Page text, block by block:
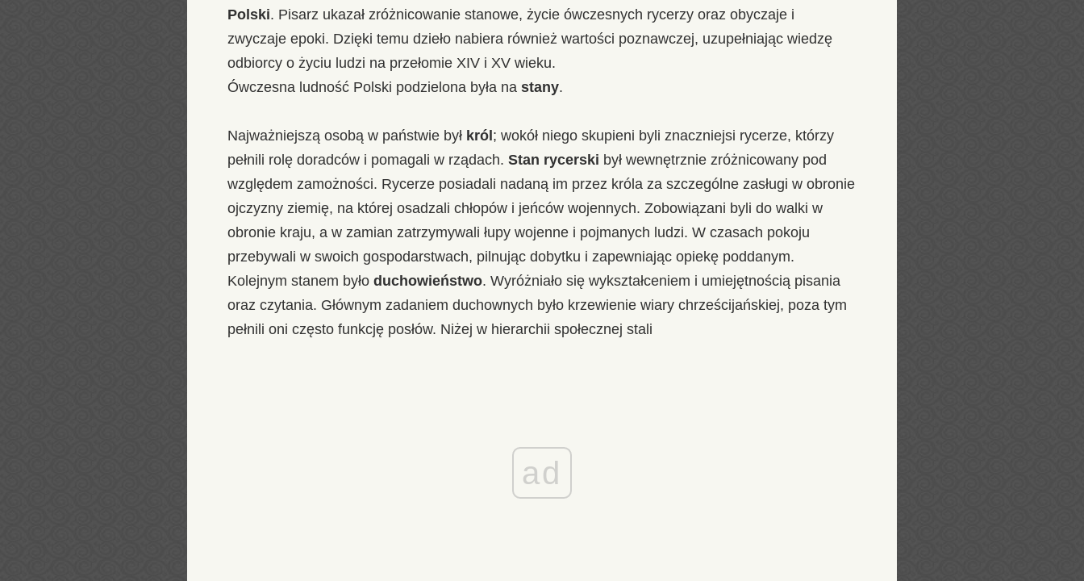
Polski. Pisarz ukazał zróżnicowanie stanowe, życie ówczesnych rycerzy oraz obyczaje i
zwyczaje epoki. Dzięki temu dzieło nabiera również wartości poznawczej, uzupełniając wiedzę
odbiorcy o życiu ludzi na przełomie XIV i XV wieku.
Ówczesna ludność Polski podzielona była na stany.
Najważniejszą osobą w państwie był król ; wokół niego skupieni byli znaczniejsi rycerze, którzy
pełnili rolę doradców i pomagali w rządach. Stan rycerski był wewnętrznie zróżnicowany pod
względem zamożności. Rycerze posiadali nadaną im przez króla za szczególne zasługi w obronie
ojczyzny ziemię, na której osadzali chłopów i jeńców wojennych. Zobowiązani byli do walki w
obronie kraju, a w zamian zatrzymywali łupy wojenne i pojmanych ludzi. W czasach pokoju
przebywali w swoich gospodarstwach, pilnując dobytku i zapewniając opiekę poddanym.
Kolejnym stanem było duchowieństwo. Wyróżniało się wykształceniem i umiejętnością pisania
oraz czytania. Głównym zadaniem duchownych było krzewienie wiary chrześcijańskiej, poza tym
pełnili oni często funkcję posłów. Niżej w hierarchii społecznej stali
ad